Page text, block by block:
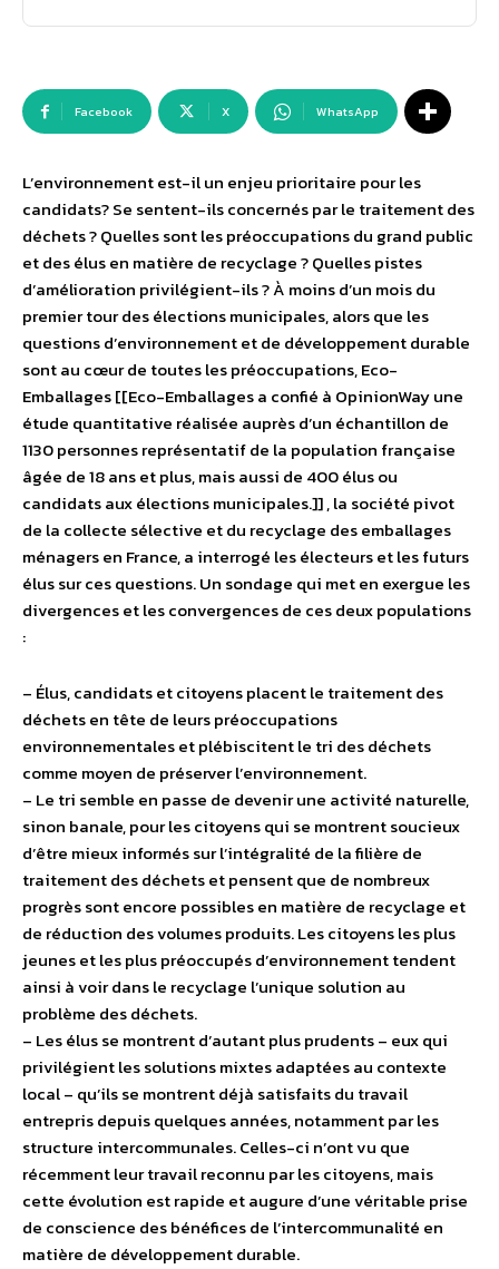
Facebook X WhatsApp
L’environnement est-il un enjeu prioritaire pour les
candidats? Se sentent-ils concernés par le traitement des
déchets ? Quelles sont les préoccupations du grand public
et des élus en matière de recyclage ? Quelles pistes
d’amélioration privilégient-ils ? À moins d’un mois du
premier tour des élections municipales, alors que les
questions d’environnement et de développement durable
sont au cœur de toutes les préoccupations, Eco-
Emballages [[Eco-Emballages a confié à OpinionWay une
étude quantitative réalisée auprès d’un échantillon de
1130 personnes représentatif de la population française
âgée de 18 ans et plus, mais aussi de 400 élus ou
candidats aux élections municipales.]] , la société pivot
de la collecte sélective et du recyclage des emballages
ménagers en France, a interrogé les électeurs et les futurs
élus sur ces questions. Un sondage qui met en exergue les
divergences et les convergences de ces deux populations
:
– Élus, candidats et citoyens placent le traitement des
déchets en tête de leurs préoccupations
environnementales et plébiscitent le tri des déchets
comme moyen de préserver l’environnement.
– Le tri semble en passe de devenir une activité naturelle,
sinon banale, pour les citoyens qui se montrent soucieux
d’être mieux informés sur l’intégralité de la filière de
traitement des déchets et pensent que de nombreux
progrès sont encore possibles en matière de recyclage et
de réduction des volumes produits. Les citoyens les plus
jeunes et les plus préoccupés d’environnement tendent
ainsi à voir dans le recyclage l’unique solution au
problème des déchets.
– Les élus se montrent d’autant plus prudents – eux qui
privilégient les solutions mixtes adaptées au contexte
local – qu’ils se montrent déjà satisfaits du travail
entrepris depuis quelques années, notamment par les
structure intercommunales. Celles-ci n’ont vu que
récemment leur travail reconnu par les citoyens, mais
cette évolution est rapide et augure d’une véritable prise
de conscience des bénéfices de l’intercommunalité en
matière de développement durable.